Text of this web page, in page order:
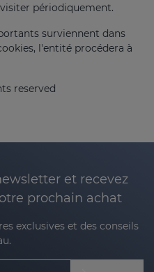
périodiquement.
surviennent dans
l'entité procédera à
reserved
et recevez
prochain achat
exclusives et des conseils